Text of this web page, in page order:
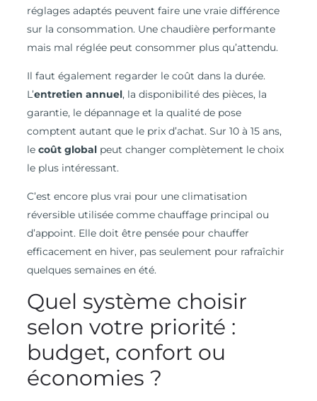
réglages adaptés peuvent faire une vraie différence
sur la consommation. Une chaudière performante
mais mal réglée peut consommer plus qu’attendu.
Il faut également regarder le coût dans la durée.
L’entretien annuel, la disponibilité des pièces, la
garantie, le dépannage et la qualité de pose
comptent autant que le prix d’achat. Sur 10 à 15 ans,
le coût globalpeut changer complètement le choix
le plus intéressant.
C’est encore plus vrai pour une climatisation
réversible utilisée comme chauffage principal ou
d’appoint. Elle doit être pensée pour chauffer
efficacement en hiver, pas seulement pour rafraîchir
quelques semaines en été.
Quel système choisir
selon votre priorité :
budget, confort ou
économies ?